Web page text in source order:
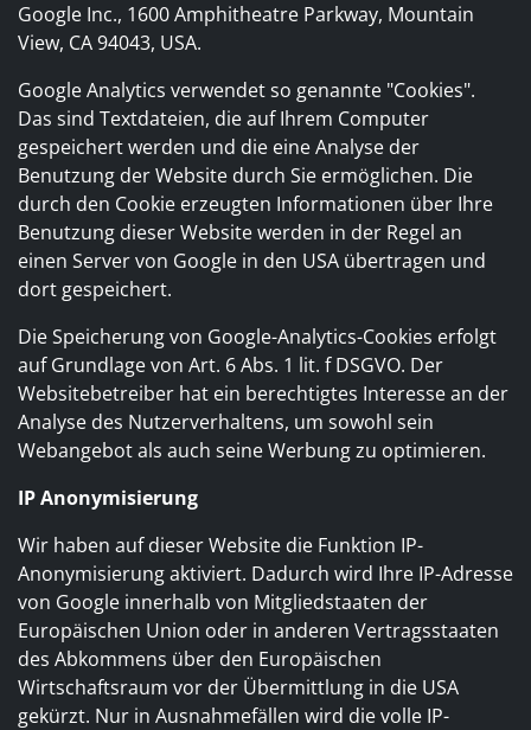
Google Inc., 1600 Amphitheatre Parkway, Mountain
View, CA 94043, USA.
Google Analytics verwendet so genannte "Cookies".
Das sind Textdateien, die auf Ihrem Computer
gespeichert werden und die eine Analyse der
Benutzung der Website durch Sie ermöglichen. Die
durch den Cookie erzeugten Informationen über Ihre
Benutzung dieser Website werden in der Regel an
einen Server von Google in den USA übertragen und
dort gespeichert.
Die Speicherung von Google-Analytics-Cookies erfolgt
auf Grundlage von Art. 6 Abs. 1 lit. f DSGVO. Der
Websitebetreiber hat ein berechtigtes Interesse an der
Analyse des Nutzerverhaltens, um sowohl sein
Webangebot als auch seine Werbung zu optimieren.
IP Anonymisierung
Wir haben auf dieser Website die Funktion IP-
Anonymisierung aktiviert. Dadurch wird Ihre IP-Adresse
von Google innerhalb von Mitgliedstaaten der
Europäischen Union oder in anderen Vertragsstaaten
des Abkommens über den Europäischen
Wirtschaftsraum vor der Übermittlung in die USA
gekürzt. Nur in Ausnahmefällen wird die volle IP-